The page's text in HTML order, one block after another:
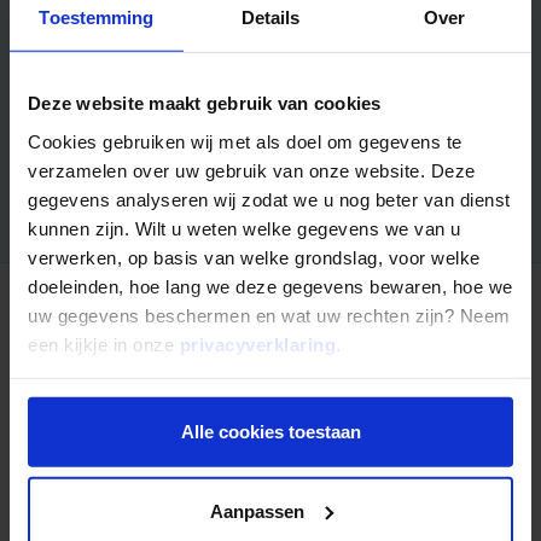
Toestemming Details Over
Deze website maakt gebruik van cookies
Cookies gebruiken wij met als doel om gegevens te
verzamelen over uw gebruik van onze website. Deze
gegevens analyseren wij zodat we u nog beter van dienst
kunnen zijn. Wilt u weten welke gegevens we van u
verwerken, op basis van welke grondslag, voor welke
doeleinden, hoe lang we deze gegevens bewaren, hoe we
uw gegevens beschermen en wat uw rechten zijn? Neem
een kijkje in onze privacyverklaring
Alle cookies toestaan
Aanpassen
Wilt u in hoogwaardig vastgoed investeren in een gespreide
de kern informatie over het Mogelijk Zakelijke Hypotheken
Fonds 20.
Aanvragen
Nog niet uitgelezen?